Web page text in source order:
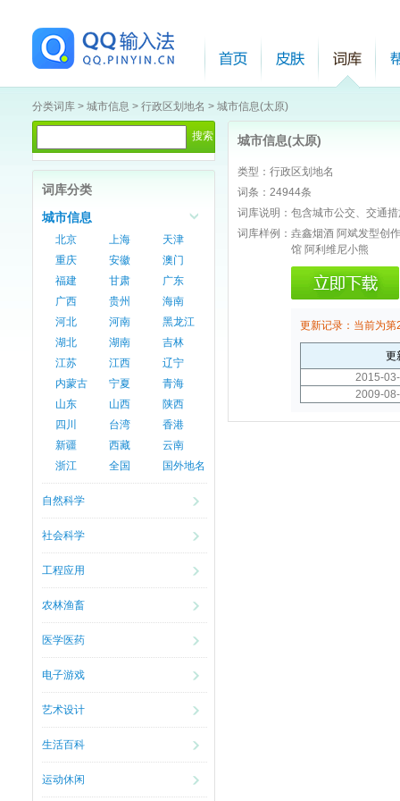
分类词库 > 城市信息 > 行政区划地名 > 城市信息(太原)
词库分类
城市信息
北京 上海
天津
重庆
安徽
澳门
福建
甘肃
广东
广西
贵州
海南
河北
河南
黑龙江
湖北
湖南
吉林
江苏
江西
辽宁
内蒙古
宁夏
青海
山东
山西
陕西
四川
台湾
香港
新疆
西藏
云南
浙江
全国 国外地名
自然科学
社会科学
工程应用
农林渔畜
医学医药
电子游戏
艺术设计
生活百科
运动休闲
城市信息(太原)
类型： 行政区划地名
词条： 24944条
词库说明： 包含城市公交、交通
词库样例： 垚鑫烟酒 阿斌发型创
馆 阿利维尼小熊
更新记录： 当前为第
更
2015-
2009-